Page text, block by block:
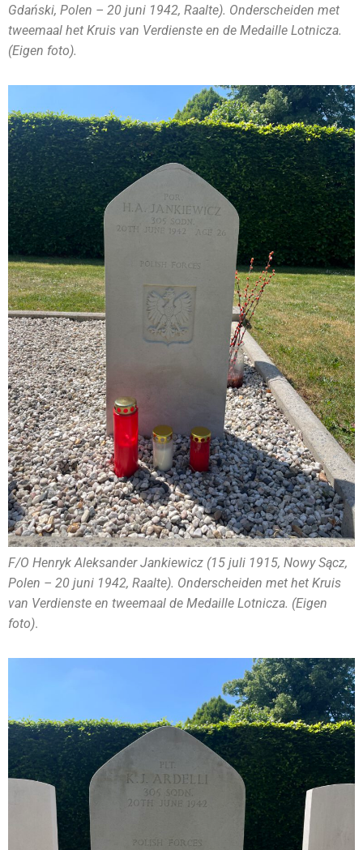
Gdański, Polen – 20 juni 1942, Raalte). Onderscheiden met
tweemaal het Kruis van Verdienste en de Medaille Lotnicza.
(Eigen foto).
F/O Henryk Aleksander Jankiewicz (15 juli 1915, Nowy Sącz,
Polen – 20 juni 1942, Raalte). Onderscheiden met het Kruis
van Verdienste en tweemaal de Medaille Lotnicza. (Eigen
foto).